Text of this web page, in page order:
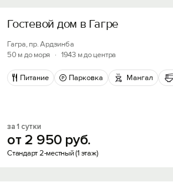
Гостевой дом в Гагре
Гагра, пр. Ардзинба
50 м до моря
· 1943 м до центра
Питание Парковка Мангал
за 1 сутки
от 2 950 руб.
Стандарт 2-местный (1 этаж)